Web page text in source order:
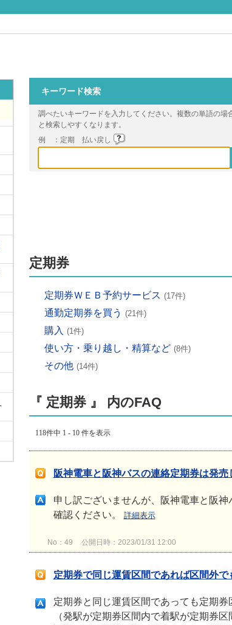
キーワード検索
調べたいキーワードを入力してください。複数の単語の場
と検索しやすくなります。
例 ：定期 払い戻し
定期券
定期券ＷＥＢ予約サービス (17件)
通勤定期券を買う (21件)
購入 (1件)
使い方・乗り越し・精算など (8件)
その他 (14件)
『 定期券 』 内のFAQ
118件中 1 - 10 件を表示
阪神電車と阪神バスの連絡定期券は発売
申し訳ございませんが、阪神電車と阪
確認ください。 詳細表示
No：49 公開日時：2023/01/31 12:00
定期券で同じ運賃区間であれば区間外で
定期券と同じ運賃区間であっても定期
（発駅が定期券区間内で着駅が定期券